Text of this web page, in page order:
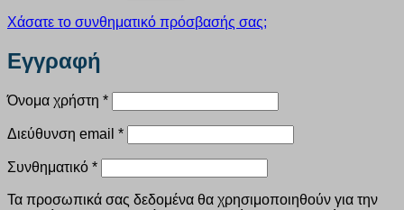
Χάσατε το συνθηματικό πρόσβασής σας;
Εγγραφή
Όνομα χρήστη *Απαιτείται
Διεύθυνση email *Απαιτείται
Συνθηματικό *Απαιτείται
Τα προσωπικά σας δεδομένα θα χρησιμοποιηθούν για την